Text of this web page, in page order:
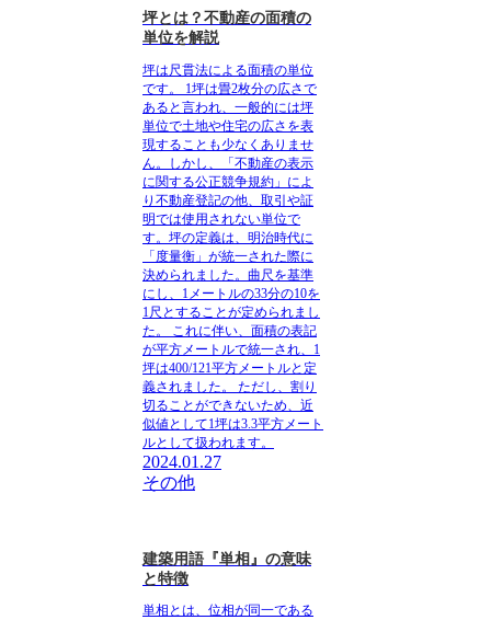
坪とは？不動産の面積の
単位を解説
坪は尺貫法による面積の単位
です。
1坪は畳2枚分の広さで
あると言われ、一般的には坪
単位で土地や住宅の広さを表
現することも少なくありませ
ん。しかし、
「不動産の表示
に関する公正競争規約」によ
り不動産登記の他、取引や証
明では使用されない単位で
す。 坪の定義は、明治時代に
「度量衡」が統一された際に
決められました。 曲尺を基準
にし、1メートルの33分の10を
1尺とすることが定められまし
た。
これに伴い、面積の表記
が平方メートルで統一され、 1
坪は400/121平方メートルと定
義されました。
ただし、割り
切ることができないため、近
似値として1坪は3.3平方メート
ルとして扱われます。
2024.01.27
その他
建築用語『単相』の意味
と特徴
単相とは、位相が同一である